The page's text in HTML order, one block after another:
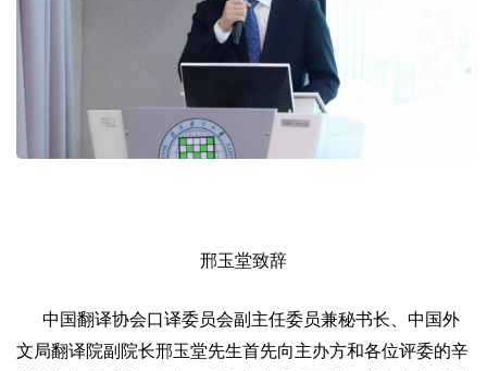
邢玉堂致辞
中国翻译协会口译委员会副主任委员兼秘书长、中国外
文局翻译院副院长邢玉堂先生首先向主办方和各位评委的辛